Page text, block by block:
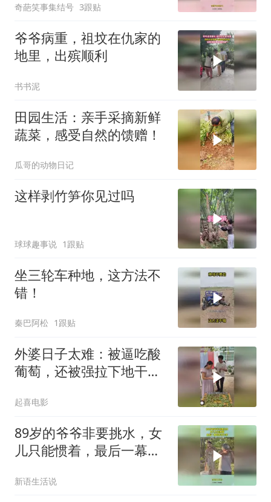
奇葩笑事集结号 3跟贴
爷爷病重，祖坟在仇家的
地里，出殡顺利
书书泥
田园生活：亲手采摘新鲜
蔬菜，感受自然的馈赠！
瓜哥的动物日记
这样剥竹笋你见过吗
球球趣事说 1跟贴
坐三轮车种地，这方法不
错！
秦巴阿松 1跟贴
外婆日子太难：被逼吃酸
葡萄，还被强拉下地干
起喜电影
89岁的爷爷非要挑水，女
儿只能惯着，最后一幕看
新语生活说